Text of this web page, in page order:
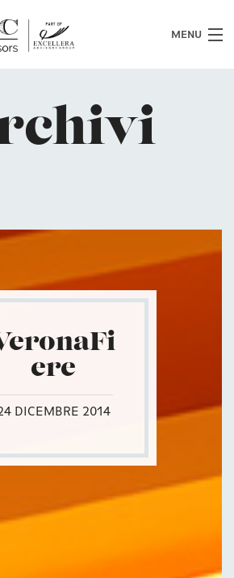
MENU
Cosa facciamo
Lavora con noi
Contatti
Eng|Ita
ere
DICEMBRE 2014